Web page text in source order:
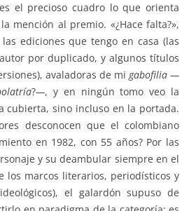
el precioso cuadro lo que orienta
mención al premio. «¿Hace falta?»,
ediciones que tengo en casa (las
por duplicado, y algunos títulos
avaladoras de mi gabofilia —
?—, y en ningún tomo veo la
cubierta, sino incluso en la portada.
desconocen que el colombiano
en 1982, con 55 años? Por las
y su deambular siempre en el
los marcos literarios, periodísticos y
el galardón supuso de